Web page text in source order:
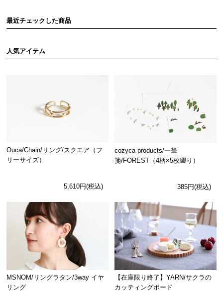
最近チェックした商品
人気アイテム
Ouca/Chain/リング/スクエア（フ
リーサイズ）
5,610円(税込)
cozyca products/一筆
箋/FOREST（4柄×5枚綴り）
385円(税込)
MSNOM/リングラタン/3way イヤ
リング
【在庫限り終了】YARN/サクラの
カッティングボード